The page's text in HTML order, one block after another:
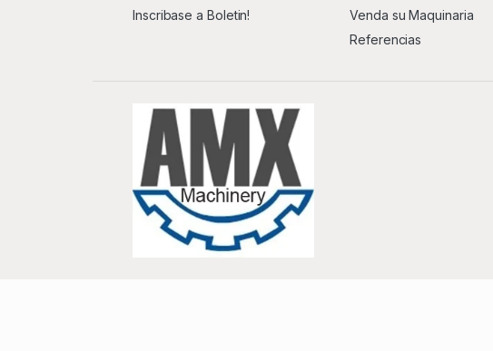
Inscribase a Boletin!
Venda su Maquinaria
Referencias